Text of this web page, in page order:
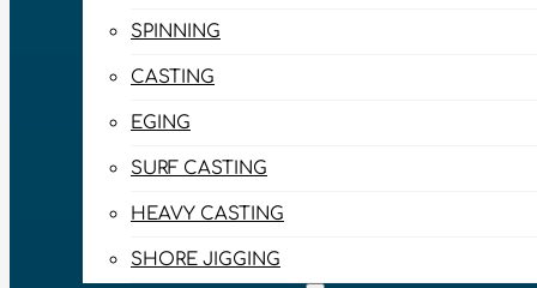
SPINNING
CASTING
EGING
SURF CASTING
HEAVY CASTING
SHORE JIGGING